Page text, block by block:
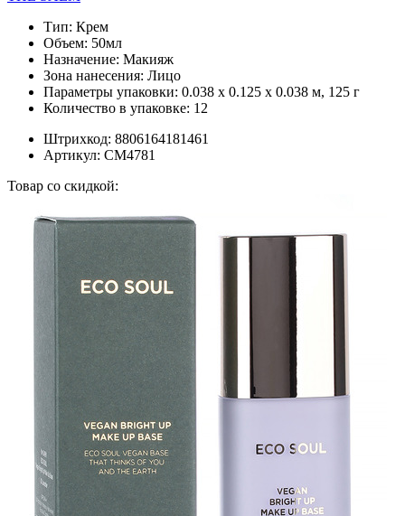
Тип: Крем
Объем: 50мл
Назначение: Макияж
Зона нанесения: Лицо
Параметры упаковки: 0.038 x 0.125 x 0.038 м, 125 г
Количество в упаковке: 12
Штрихкод: 8806164181461
Артикул: СМ4781
Товар со скидкой: